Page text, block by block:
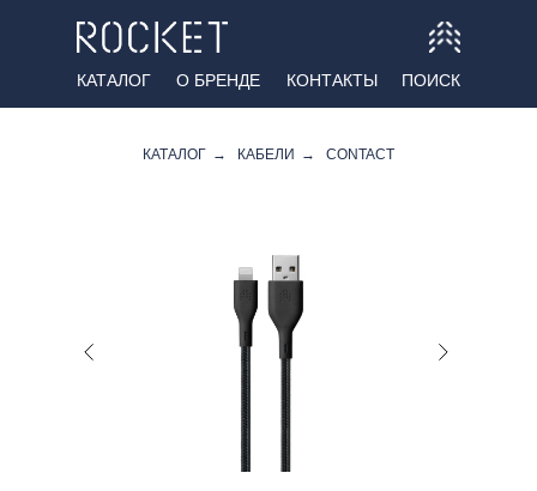
О БРЕНДЕ КОНТАКТЫ ПОИСК
КАТАЛОГ
КАТАЛОГ → КАБЕЛИ → CONTACT